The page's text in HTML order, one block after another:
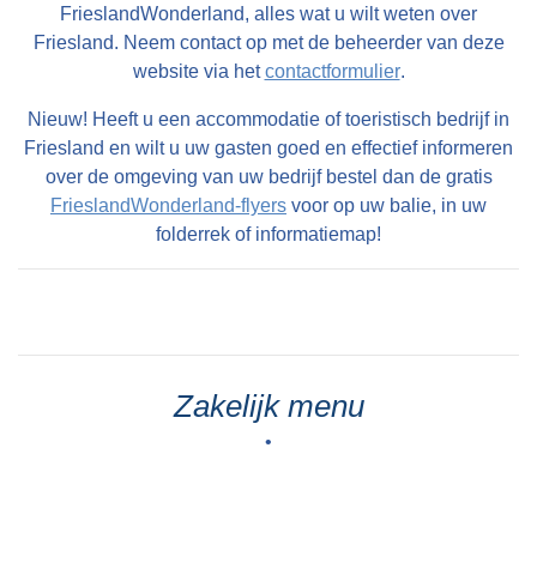
FrieslandWonderland, alles wat u wilt weten over
Friesland. Neem contact op met de beheerder van deze
website via hetcontactformulier.
Nieuw! Heeft u een accommodatie of toeristisch bedrijf in
Friesland en wilt u uw gasten goed en effectief informeren
over de omgeving van uw bedrijf bestel dan de gratis
FrieslandWonderland-flyers voor op uw balie, in uw
folderrek of informatiemap!
Zakelijk menu
•